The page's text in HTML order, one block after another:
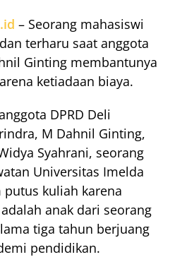
– Seorang mahasiswi
terharu saat anggota
Ginting membantunya
ketiadaan biaya.
DPRD Deli
M Dahnil Ginting,
Syahrani, seorang
Universitas Imelda
putus kuliah karena
anak dari seorang
tiga tahun berjuang
pendidikan.